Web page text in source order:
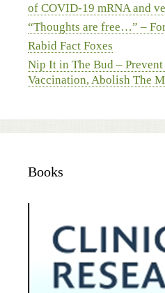
of COVID-19 mRNA and
“Thoughts are free…” –
Rabid Fact Foxes
Nip It in The Bud –
Vaccination, Abolish The
Books